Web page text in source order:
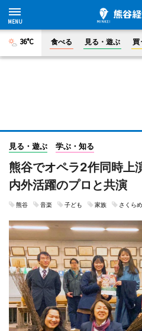
36°C 食べる 見る・遊ぶ 買
見る・遊ぶ 学ぶ・知る
熊谷でオペラ2作同時
内外活躍のプロと共演
熊谷 音楽 子ども 家族 さくら